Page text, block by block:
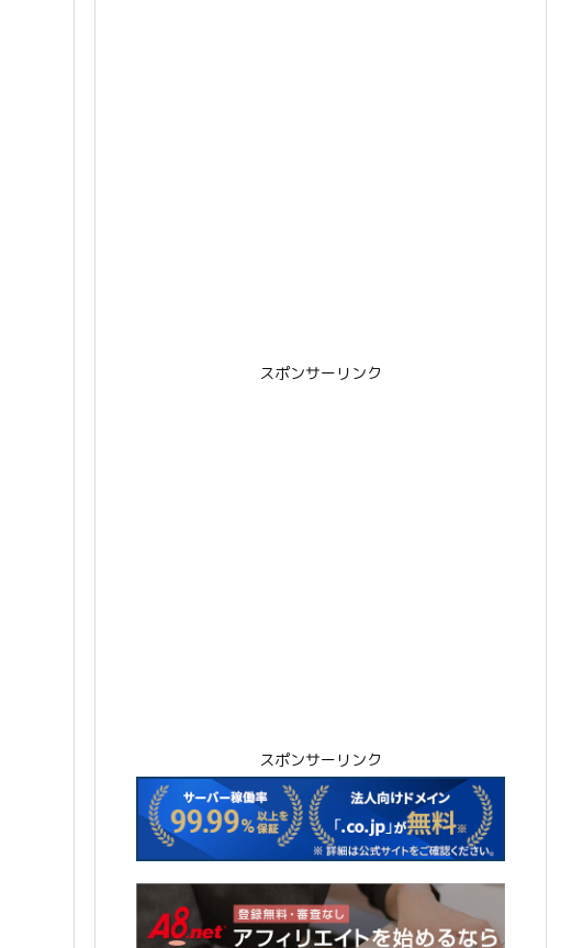
スポンサーリンク
スポンサーリンク